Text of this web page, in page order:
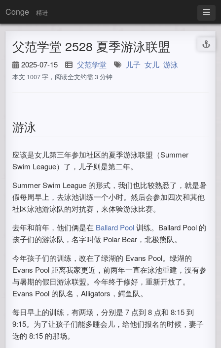
Conge 精进
父范学堂 2528 夏季游泳联盟
2025-07-15 父范学堂 儿子 女儿 游泳
本文 1007 字，阅读全文约需 3 分钟
游泳
应该是女儿第三年参加社区的夏季游泳联盟（Summer
Swim League）了，儿子则是第二年。
Summer Swim League 的形式，我们也比较熟悉了，就是暑
假每周早上，去泳池训练一个小时。然后会参加四次和其他
社区泳池游泳队的对抗赛，来体验游泳比赛。
去年和前年，他们俩是在 Ballard Pool训练。Ballard Pool 的
孩子们的游泳队，名字叫做 Polar Bear，北极熊队。
今年孩子们的训练，改在了绿湖的 Evans Pool。绿湖的
Evans Pool 距离我家更近，前两年一直在泳池重建，没有参
与暑期的假日游泳联盟。今年终于修好，重新开放了。
Evans Pool 的队名，Alligators，鳄鱼队。
每日早上的训练，有两场，分别是 7 点到 8 点和 8:15 到
9:15。为了让孩子们能多睡会儿，给他们报名的时候，妻子
选的 8:15 的那场。